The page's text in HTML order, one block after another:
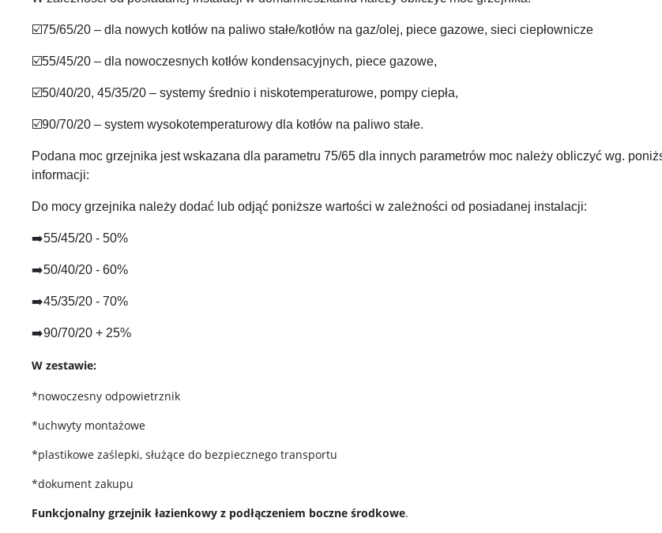
☑️75/65/20 – dla nowych kotłów na paliwo stałe/kotłów na gaz/olej, piece gazowe, sieci ciepłownicze
☑️55/45/20 – dla nowoczesnych kotłów kondensacyjnych, piece gazowe,
☑️50/40/20, 45/35/20 – systemy średnio i niskotemperaturowe, pompy ciepła,
☑️90/70/20 – system wysokotemperaturowy dla kotłów na paliwo stałe.
Podana moc grzejnika jest wskazana dla parametru 75/65 dla innych parametrów moc należy obliczyć wg.
informacji:
Do mocy grzejnika należy dodać lub odjąć poniższe wartości w zależności od posiadanej instalacji:
➡️55/45/20 - 50%
➡️50/40/20 - 60%
➡️45/35/20 - 70%
➡️90/70/20 + 25%
W zestawie:
*nowoczesny odpowietrznik
*uchwyty montażowe
*plastikowe zaślepki, służące do bezpiecznego transportu
*dokument zakupu
Funkcjonalny grzejnik łazienkowy z podłączeniem boczne środkowe.